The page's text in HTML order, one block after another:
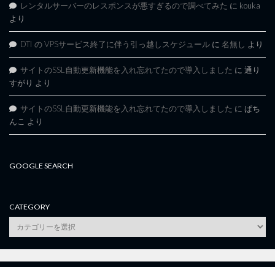
レンタルサーバーのレスポンスが悪すぎるので調べてみた に kouka
より
DTI の VPSサービス終了に伴う引っ越しスケジュール に 名無し より
サイトのSSL自動更新機能を入れ忘れてたので導入しました に 通り
すがり より
サイトのSSL自動更新機能を入れ忘れてたので導入しました に ぱち
んこ より
GOOGLE SEARCH
CATEGORY
category